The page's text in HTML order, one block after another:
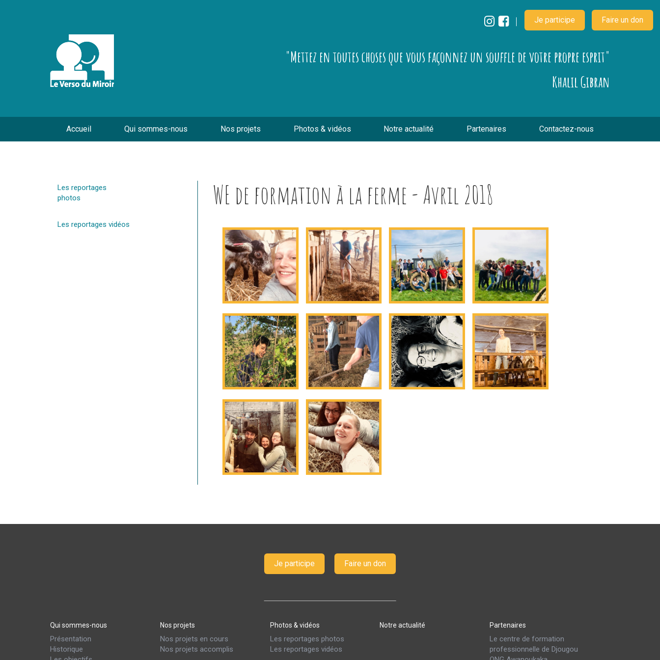
"Mettez en toutes choses que vous façonnez un souffle de votre propre esprit"
Khalil Gibran
Accueil Qui sommes-nous Nos projets Photos & vidéos Notre actualité Partenaires Contactez-nous
Je participe Faire un don
Les reportages
photos
Les reportages vidéos
WE de formation à la ferme - Avril 2018
Je participe Faire un don
Qui sommes-nous
Présentation
Historique
Nos projets
Nos projets en cours
Nos projets accomplis
Photos & vidéos
Les reportages photos
Les reportages vidéos
Notre actualité Partenaires
Le centre de formation
professionnelle de Djougou